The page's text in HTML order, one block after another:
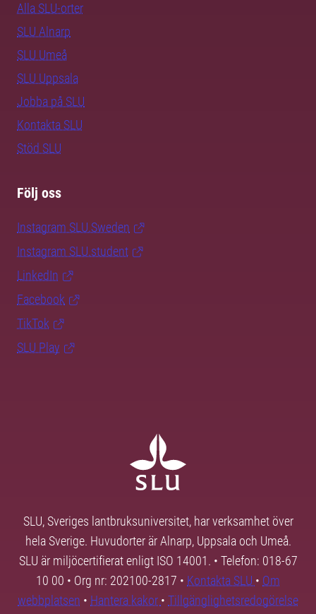
Alla SLU-orter
SLU Alnarp
SLU Umeå
SLU Uppsala
Jobba på SLU
Kontakta SLU
Stöd SLU
Följ oss
Instagram SLU.Sweden
Instagram SLU.student
LinkedIn
Facebook
TikTok
SLU Play
SLU, Sveriges lantbruksuniversitet, har verksamhet över
hela Sverige. Huvudorter är Alnarp, Uppsala och Umeå.
SLU är miljöcertifierat enligt ISO 14001. • Telefon: 018-67
10 00 • Org nr: 202100-2817 • Kontakta SLU • Om
webbplatsen • Hantera kakor • Tillgänglighetsredogörelse